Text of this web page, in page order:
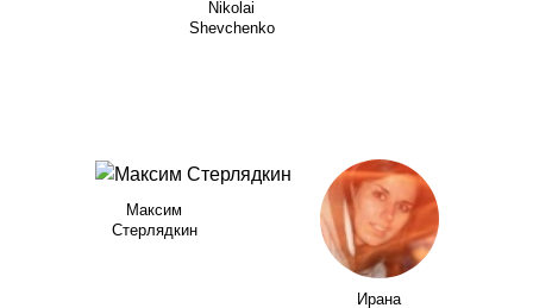
Nikolai
Shevchenko
Максим
Стерлядкин
Ирана